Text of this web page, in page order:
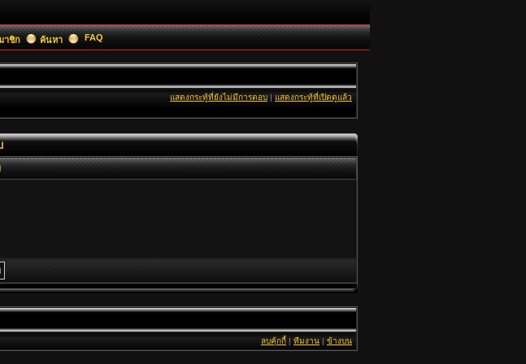
าชิก ค้นหา FAQ
แสดงกระทู้ที่ยังไม่มีการตอบ | แสดงกระทู้ที่เปิดดูแล้ว
ลบคุ้กกี้ | ทีมงาน | ข้างบน